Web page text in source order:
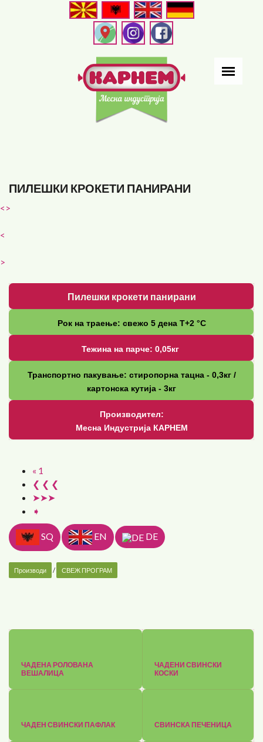
ПИЛЕШКИ КРОКЕТИ ПАНИРАНИ
< >
<
>
Пилешки крокети панирани
Рок на траење: свежо 5 дена Т+2 °С
Тежина на парче: 0,05кг
Транспортно пакување: стиропорна тацна - 0,3кг /
картонска кутија - 3кг
Производител:
Месна Индустрија КАРНЕМ
« 1
❮ ❮ ❮
➤➤➤
➧
SQ EN DE
Производи / СВЕЖ ПРОГРАМ
ЧАДЕНА РОЛОВАНА
ВЕШАЛИЦА
ЧАДЕНИ СВИНСКИ
КОСКИ
ЧАДЕН СВИНСКИ ПАФЛАК СВИНСКА ПЕЧЕНИЦА